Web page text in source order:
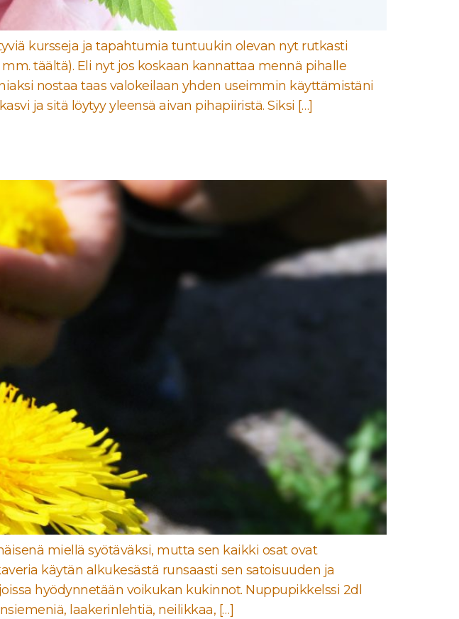
kursseja ja tapahtumia tuntuukin olevan nyt rutkasti
täältä). Eli nyt jos koskaan kannattaa mennä pihalle
nostaa taas valokeilaan yhden useimmin käyttämistäni
ja sitä löytyy yleensä aivan pihapiiristä. Siksi […]
miellä syötäväksi, mutta sen kaikki osat ovat
käytän alkukesästä runsaasti sen satoisuuden ja
hyödynnetään voikukan kukinnot. Nuppupikkelssi 2dl
laakerinlehtiä, neilikkaa, […]